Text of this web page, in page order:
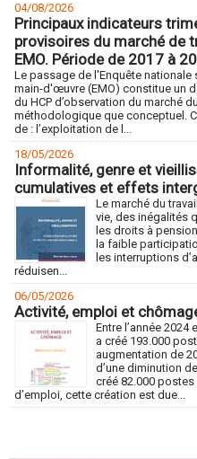
04/08/2026
Principaux indicateurs
provisoires du marché de
EMO. Période de 2017 à
Le passage de l'Enquête nationale
main-d'œuvre (EMO) constitue un
du HCP d’observation du marché
méthodologique que conceptuel.
de : l’exploitation de l...
18/05/2026
Informalité, genre et
cumulatives et effets
Le marché du
vie, des inégalités
les droits à
la faible
les interruptions
réduisen...
06/05/2026
Activité, emploi et
Entre l’année 2024
a créé 193.000
augmentation de
d’une diminution
créé 82.000 postes
d’emploi, cette création est due...